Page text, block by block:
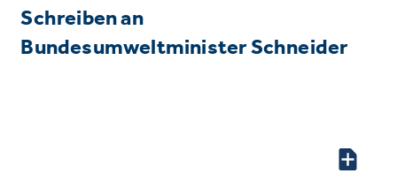
Schreiben an
Bundesumweltminister Schneider